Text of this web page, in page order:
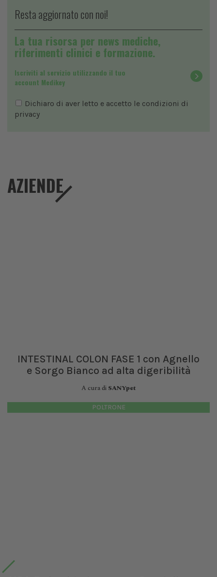
Resta aggiornato con noi!
La tua risorsa per news mediche,
riferimenti clinici e formazione.
Iscriviti al servizio utilizzando il tuo
account Medikey
Dichiaro di aver letto e accetto le condizioni di
privacy
AZIENDE
INTESTINAL COLON FASE 1 con Agnello
e Sorgo Bianco ad alta digeribilità
A cura di SANYpet
POLTRONE